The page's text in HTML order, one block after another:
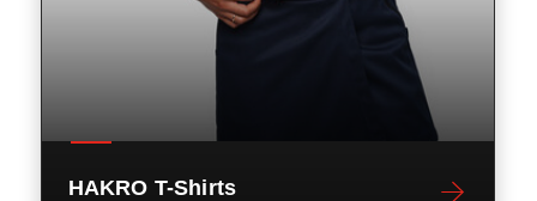
HAKRO T-Shirts